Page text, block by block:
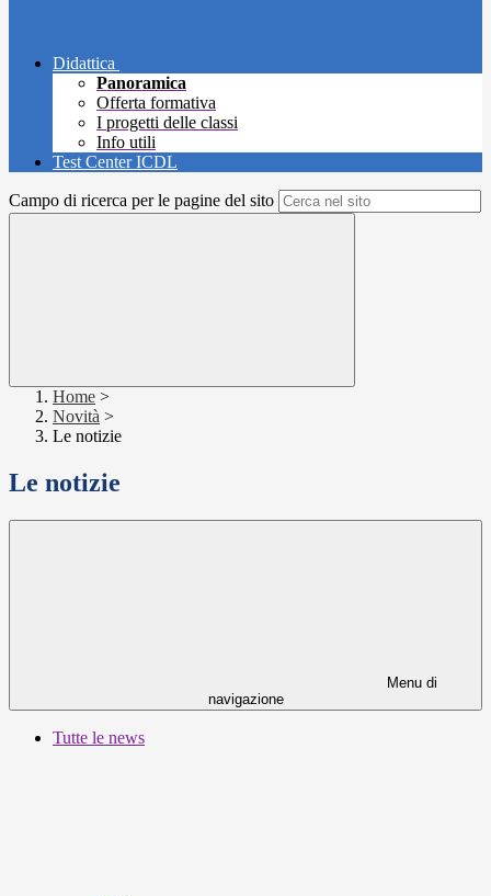
Didattica
Panoramica
Offerta formativa
I progetti delle classi
Info utili
Test Center ICDL
Campo di ricerca per le pagine del sito
Home >
Novità >
Le notizie
Le notizie
Menu di
navigazione
Tutte le news